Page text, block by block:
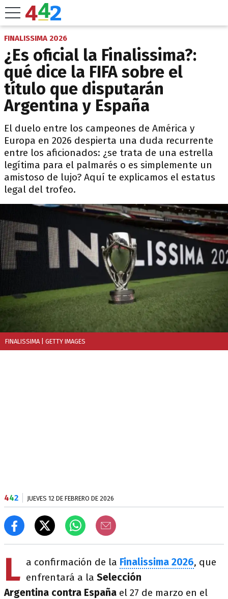
FINALISSIMA 2026
¿Es oficial la Finalissima?:
qué dice la FIFA sobre el
título que disputarán
Argentina y España
El duelo entre los campeones de América y
Europa en 2026 despierta una duda recurrente
entre los aficionados: ¿se trata de una estrella
legítima para el palmarés o es simplemente un
amistoso de lujo? Aquí te explicamos el estatus
legal del trofeo.
FINALISSIMA | GETTY IMAGES
442 JUEVES 12 DE FEBRERO DE 2026
L a confirmación de la Finalissima 2026, que
enfrentará a la Selección
Argentina contra España el 27 de marzo en el